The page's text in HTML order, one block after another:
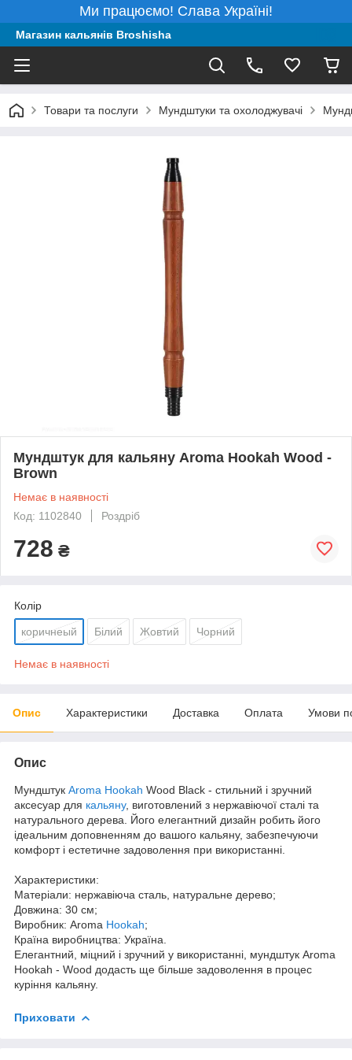
Ми працюємо! Слава Україні!
Магазин кальянів Broshisha
Товари та послуги Мундштуки та охолоджувачі
Мундштук для кальяну Aroma Hookah Wood -
Brown
Немає в наявності
Код: 1102840
Роздріб
728 ₴
Колір
коричнеый Білий Жовтий Чорний
Немає в наявності
Опис Характеристики Доставка Оплата Умови
Опис
Мундштук Aroma Hookah Wood Black - стильний і зручний
аксесуар для кальяну, виготовлений з нержавіючої сталі та
натурального дерева. Його елегантний дизайн робить його
ідеальним доповненням до вашого кальяну, забезпечуючи
комфорт і естетичне задоволення при використанні.
Характеристики:
Матеріали: нержавіюча сталь, натуральне дерево;
Довжина: 30 см;
Виробник: Aroma Hookah;
Країна виробництва: Україна.
Елегантний, міцний і зручний у використанні, мундштук Aroma
Hookah - Wood додасть ще більше задоволення в процес
куріння кальяну.
Приховати